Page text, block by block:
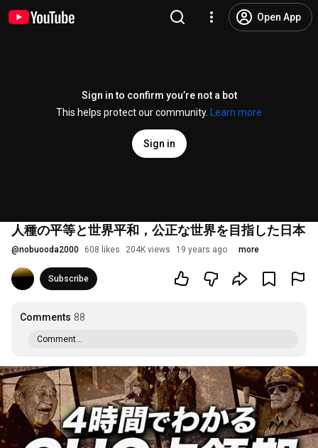
Open App
Sign in to confirm you’re not a bot
This helps protect our community.
Learn more
Sign in
人種の平等と世界平和，公正な世界を目指した日本
@nobuooda2000 608 likes 204K views 19 years ago more
Subscribe
Comments 88
Comment...